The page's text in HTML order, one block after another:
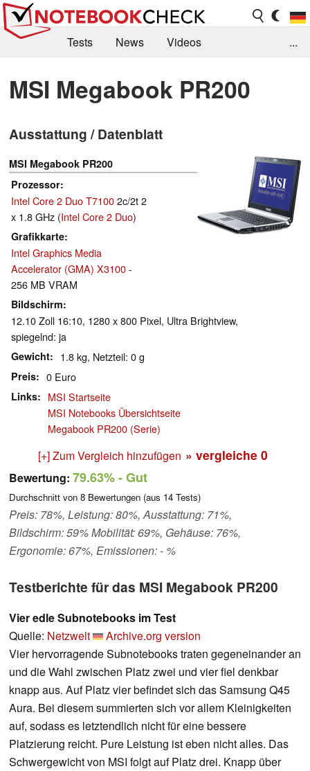
Tests News
Videos
Kaufberatung
Deals Suche
Jobs
Forum
...
MSI Megabook PR200
Ausstattung / Datenblatt
MSI Megabook PR200
Prozessor
Intel Core 2 Duo T71002c/2t 2
x 1.8 GHz (Intel Core 2 Duo)
Grafikkarte
Intel Graphics Media
Accelerator (GMA) X3100-
256 MB VRAM
Bildschirm
12.10 Zoll 16:10, 1280 x 800 Pixel, Ultra Brightview,
spiegelnd: ja
Gewicht 1.8 kg, Netzteil: 0 g
Preis 0 Euro
Links
MSI Startseite
MSI Notebooks Übersichtseite
Megabook PR200 (Serie)
[+] Zum Vergleich hinzufügen » vergleiche 0
Bewertung: 79.63%- Gut
Durchschnitt von 8 Bewertungen (aus 14 Tests)
Preis: 78%, Leistung: 80%, Ausstattung: 71%,
Bildschirm: 59% Mobilität: 69%, Gehäuse: 76%,
Ergonomie: 67%, Emissionen: - %
Testberichte für das MSI Megabook PR200
Vier edle Subnotebooks im Test
Quelle: Netzwelt
Archive.org version
Vier hervorragende Subnotebooks traten gegeneinander an
und die Wahl zwischen Platz zwei und vier fiel denkbar
knapp aus. Auf Platz vier befindet sich das Samsung Q45
Aura. Bei diesem summierten sich vor allem Kleinigkeiten
auf, sodass es letztendlich nicht für eine bessere
Platzierung reicht. Pure Leistung ist eben nicht alles. Das
Schwergewicht von MSI folgt auf Platz drei. Knapp über